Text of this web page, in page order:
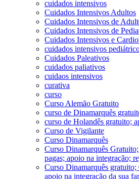
cuidados intensivos
Cuidados Intensivos Adultos
Cuidados Intensivos de
Cuidados Intensivos de
Cuidados Intensivos e
cuidados intensivos
Cuidados Paleativos
cuidados paliativos
cuidaos intensivos
curativa
curso
Curso Alemão Gratuito
curso de Dinamarquês
curso de Holandês gratuito;
Curso de Vigilante
Curso Dinamarquês
Curso Dinamarquês
pagas; apoio na integração;
Curso Dinamarquês
apoio na integração da sua